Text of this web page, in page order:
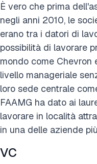
È vero che prima
negli anni 2010, le
erano tra i datori di
possibilità di lavorare
mondo come Chevron
livello manageriale
loro sede centrale
FAAMG ha dato ai
lavorare in località
in una delle aziende
VC